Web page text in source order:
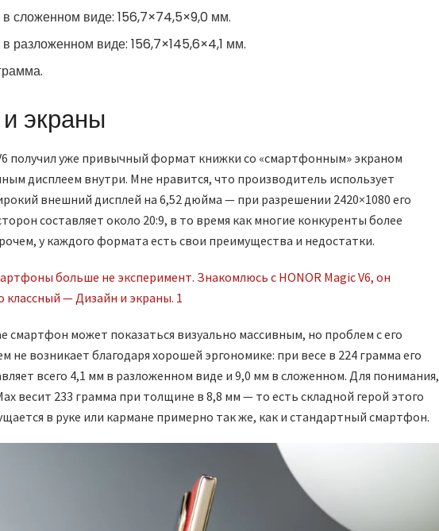
в сложенном виде: 156,7×74,5×9,0 мм.
разложенном виде: 156,7×145,6×4,1 мм.
экраны
получил уже привычный формат книжки со «смартфонным» экраном
дисплеем внутри. Мне нравится, что производитель использует
внешний дисплей на 6,52 дюйма — при разрешении 2420×1080 его
составляет около 20:9, в то время как многие конкуренты более
у каждого формата есть свои преимущества и недостатки.
смартфон может показаться визуально массивным, но проблем с его
не возникает благодаря хорошей эргономике: при весе в 224 грамма его
всего 4,1 мм в разложенном виде и 9,0 мм в сложенном. Для понимания,
весит 233 грамма при толщине в 8,8 мм — то есть складной герой этого
в руке или кармане примерно так же, как и стандартный смартфон.